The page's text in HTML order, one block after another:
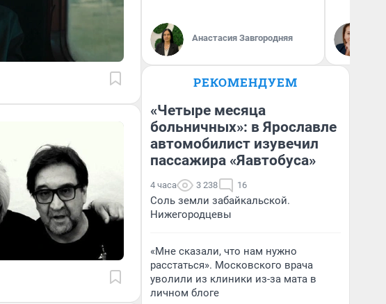
Анастасия Завгородняя
РЕКОМЕНДУЕМ
«Четыре месяца
больничных»: в Ярославле
автомобилист изувечил
пассажира «Яавтобуса»
4 часа 3 238 16
Соль земли забайкальской.
Нижегородцевы
«Мне сказали, что нам нужно
расстаться». Московского врача
уволили из клиники из-за мата в
личном блоге